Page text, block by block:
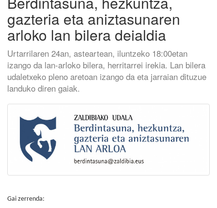
gazteria eta aniztasunaren
arloko lan bilera deialdia
Urtarrilaren 24an, asteartean, iluntzeko 18:00etan
izango da lan-arloko bilera, herritarrei irekia. Lan bilera
udaletxeko pleno aretoan izango da eta jarraian dituzue
landuko diren gaiak.
Gai zerrenda: